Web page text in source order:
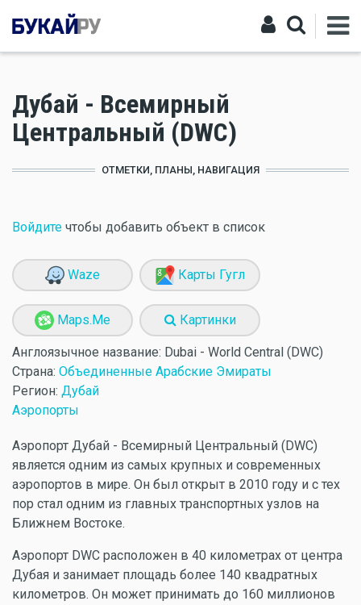
Дубай - Всемирный
Центральный (DWC)
ОТМЕТКИ, ПЛАНЫ, НАВИГАЦИЯ
Войдите чтобы добавить объект в список
Waze Карты Гугл
Maps.Me Картинки
Англоязычное название: Dubai - World Central (DWC)
Страна: Объединенные Арабские Эмираты
Регион: Дубай
Аэропорты
Аэропорт Дубай - Всемирный Центральный (DWC)
является одним из самых крупных и современных
аэропортов в мире. Он был открыт в 2010 году и с тех
пор стал одним из главных транспортных узлов на
Ближнем Востоке.
Аэропорт DWC расположен в 40 километрах от центра
Дубая и занимает площадь более 140 квадратных
километров. Он может принимать до 160 миллионов